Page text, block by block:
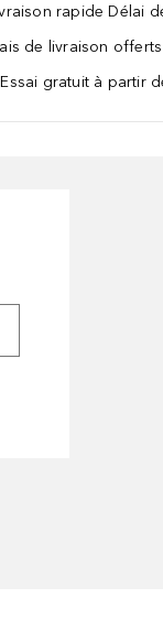
rapide Délai
de livraison
gratuit à partir